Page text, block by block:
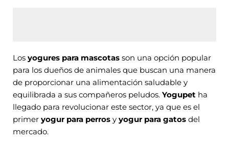
Los yogures para mascotas son una opción popular
para los dueños de animales que buscan una manera
de proporcionar una alimentación saludable y
equilibrada a sus compañeros peludos. Yogupet ha
llegado para revolucionar este sector, ya que es el
primer yogur para perros y yogur para gatos del
mercado.